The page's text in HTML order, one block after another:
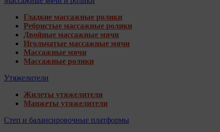
Гладкие массажные ролики
Ребристые массажные ролики
Двойные массажные мячи
Игольчатые массажные мячи
Массажные мячи
Массажные ролики
Утяжелители
Жилеты утяжелители
Манжеты утяжелители
Степ и балансировочные платформы